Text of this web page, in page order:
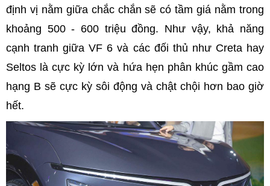
định vị nằm giữa chắc chắn sẽ có tầm giá nằm trong
khoảng 500 - 600 triệu đồng. Như vậy, khả năng
cạnh tranh giữa VF 6 và các đối thủ như Creta hay
Seltos là cực kỳ lớn và hứa hẹn phân khúc gầm cao
hạng B sẽ cực kỳ sôi động và chật chội hơn bao giờ
hết.